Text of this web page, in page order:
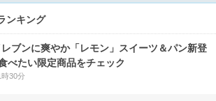
ンキング
レブンに爽やか「レモン」スイーツ＆パン新登
べたい限定商品をチェック
30分